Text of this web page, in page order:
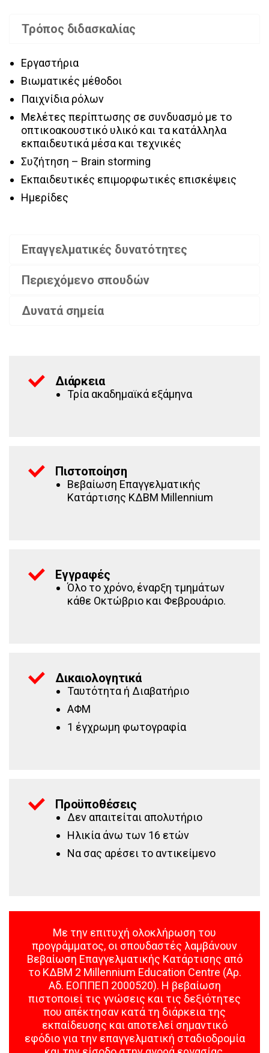
Τρόπος διδασκαλίας
Εργαστήρια
Βιωματικές μέθοδοι
Παιχνίδια ρόλων
Μελέτες περίπτωσης σε συνδυασμό με το
οπτικοακουστικό υλικό και τα κατάλληλα
εκπαιδευτικά μέσα και τεχνικές
Συζήτηση – Brain storming
Εκπαιδευτικές επιμορφωτικές επισκέψεις
Ημερίδες
Επαγγελματικές δυνατότητες
Περιεχόμενο σπουδών
Δυνατά σημεία
Διάρκεια
Τρία ακαδημαϊκά εξάμηνα
Πιστοποίηση
Βεβαίωση Επαγγελματικής
Κατάρτισης ΚΔΒΜ Millennium
Εγγραφές
Όλο το χρόνο, έναρξη τμημάτων
κάθε Οκτώβριο και Φεβρουάριο.
Δικαιολογητικά
Ταυτότητα ή Διαβατήριο
ΑΦΜ
1 έγχρωμη φωτογραφία
Προϋποθέσεις
Δεν απαιτείται απολυτήριο
Ηλικία άνω των 16 ετών
Να σας αρέσει το αντικείμενο
Με την επιτυχή ολοκλήρωση του
προγράμματος, οι σπουδαστές λαμβάνουν
Βεβαίωση Επαγγελματικής Κατάρτισης από
το ΚΔΒΜ 2 Millennium Education Centre (Αρ.
Αδ. ΕΟΠΠΕΠ 2000520). Η βεβαίωση
πιστοποιεί τις γνώσεις και τις δεξιότητες
που απέκτησαν κατά τη διάρκεια της
εκπαίδευσης και αποτελεί σημαντικό
εφόδιο για την επαγγελματική σταδιοδρομία